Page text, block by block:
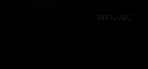
INICIO /BIO